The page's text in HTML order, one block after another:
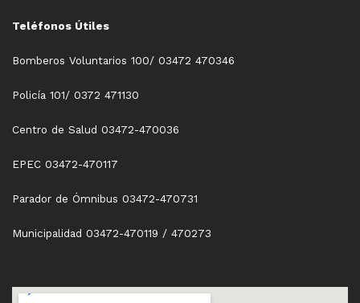
Teléfonos Útiles
Bomberos Voluntarios 100/ 03472 470346
Policía 101/ 0372 471130
Centro de Salud 03472-470036
EPEC 03472-470117
Parador de Ómnibus 03472-470731
Municipalidad 03472-470119 / 470273